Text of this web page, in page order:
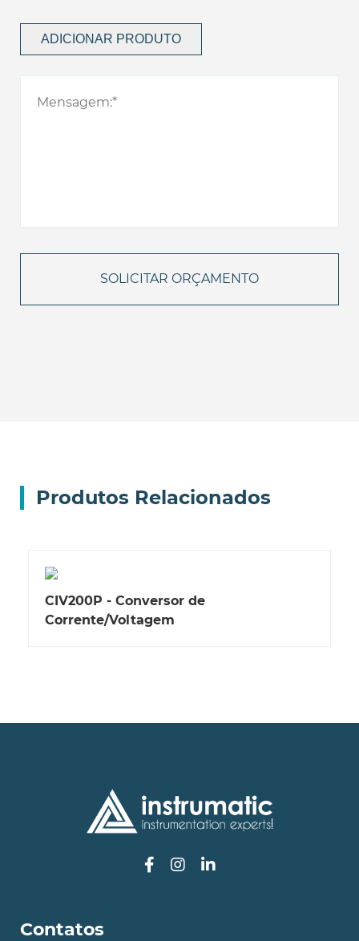
ADICIONAR PRODUTO
Produtos Relacionados
CIV200P - Conversor de
Corrente/Voltagem
Contatos